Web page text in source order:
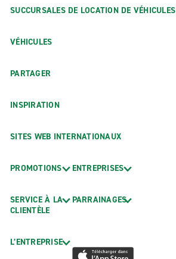
SUCCURSALES DE LOCATION DE VÉHICULES
VÉHICULES
PARTAGER
INSPIRATION
SITES WEB INTERNATIONAUX
PROMOTIONS
SERVICE À LA
CLIENTÈLE
L’ENTREPRISE
ENTREPRISES
PARRAINAGES